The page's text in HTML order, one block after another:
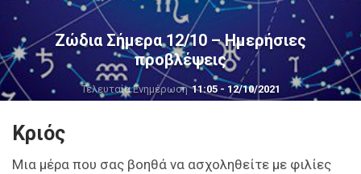
Ζώδια Σήμερα 12/10 – Ημερήσιες
προβλέψεις
Τελευταία Ενημέρωση11:05 - 12/10/2021
Κριός
Μια μέρα που σας βοηθά να ασχοληθείτε με φιλίες